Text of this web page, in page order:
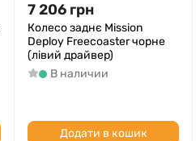
7 206 грн
Колесо заднє Mission
Deploy Freecoaster чорне
(лівий драйвер)
В наличии
Додати в кошик